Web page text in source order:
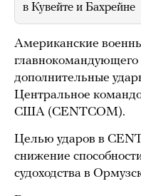
в Кувейте и Бахрейне
Американские
главнокомандующего
дополнительные
Центральное
США (CENTCOM).
Целью ударов в
снижение
судоходства в